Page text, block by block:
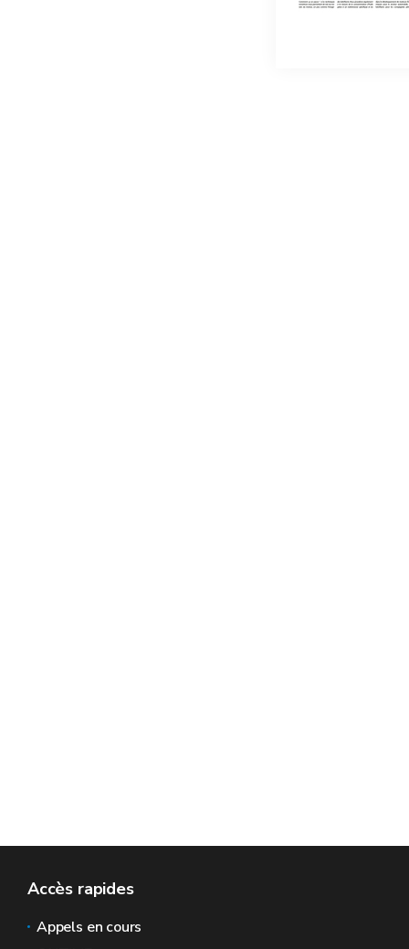
Accès rapides
Appels en cours